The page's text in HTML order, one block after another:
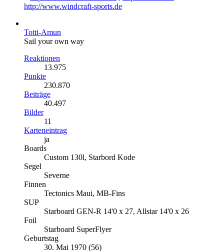
http://www.windcraft-sports.de
Totti-Amun
Sail your own way
Reaktionen
13.975
Punkte
230.870
Beiträge
40.497
Bilder
11
Karteneintrag
ja
Boards
Custom 130l, Starbord Kode
Segel
Severne
Finnen
Tectonics Maui, MB-Fins
SUP
Starboard GEN-R 14'0 x 27, Allstar 14'0 x 26
Foil
Starboard SuperFlyer
Geburtstag
30. Mai 1970 (56)